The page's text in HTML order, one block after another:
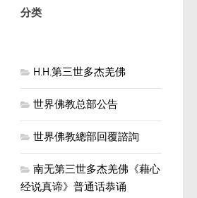
分类
H.H.第三世多杰羌佛
世界佛教总部公告
世界佛教總部回覆諮詢
南无第三世多杰羌佛《藉心
经说真谛》普通话恭诵